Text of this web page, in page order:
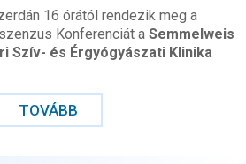
16 órától rendezik meg a
Konferenciát a Semmelweis
Szív- és Érgyógyászati Klinika
TOVÁBB